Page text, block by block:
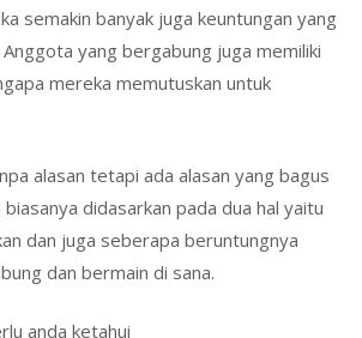
semakin banyak juga keuntungan yang
yang bergabung juga memiliki
mereka memutuskan untuk
alasan tetapi ada alasan yang bagus
didasarkan pada dua hal yaitu
dan juga seberapa beruntungnya
dan bermain di sana.
anda ketahui